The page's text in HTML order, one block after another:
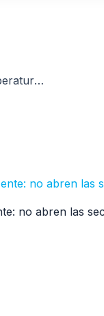
Alerta amarilla por altas temperaturas en Mar del Plata: recomendaciones y pronóstico para este sábado
no abren las